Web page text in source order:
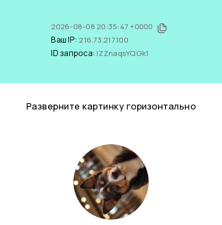
2026-08-08 20:35:47 +0000
Ваш IP:216.73.217.100
ID запроса:lZZnaqsYQGk1
Разверните картинку горизонтально